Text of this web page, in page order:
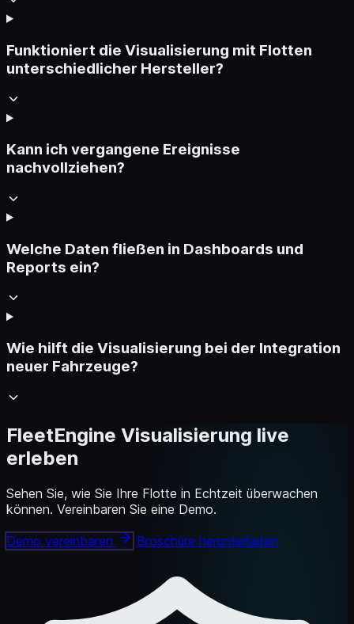
Funktioniert die Visualisierung mit Flotten
unterschiedlicher Hersteller?
Kann ich vergangene Ereignisse
nachvollziehen?
Welche Daten fließen in Dashboards und
Reports ein?
Wie hilft die Visualisierung bei der Integration
neuer Fahrzeuge?
FleetEngine Visualisierung live
erleben
Sehen Sie, wie Sie Ihre Flotte in Echtzeit überwachen
können. Vereinbaren Sie eine Demo.
Demo vereinbaren
Broschüre herunterladen